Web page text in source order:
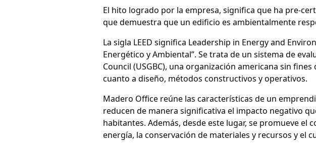
El hito logrado por la empresa, significa que ha pre-
que demuestra que un edificio es ambientalmente
La sigla LEED significa Leadership in Energy and
Energético y Ambiental”. Se trata de un sistema de
Council (USGBC), una organización americana sin
cuanto a diseño, métodos constructivos y operativos.
Madero Office reúne las características de un
reducen de manera significativa el impacto negativo
habitantes. Además, desde este lugar, se promueve
energía, la conservación de materiales y recursos y el